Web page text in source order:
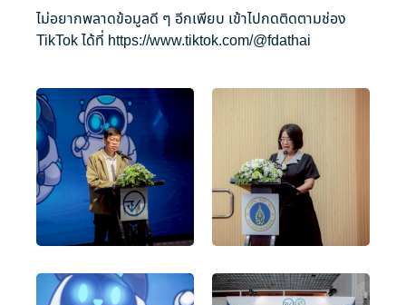
ไม่อยากพลาดข้อมูลดี ๆ อีกเพียบ เข้าไปกดติดตามช่อง
TikTok ได้ที่ https://www.tiktok.com/@fdathai